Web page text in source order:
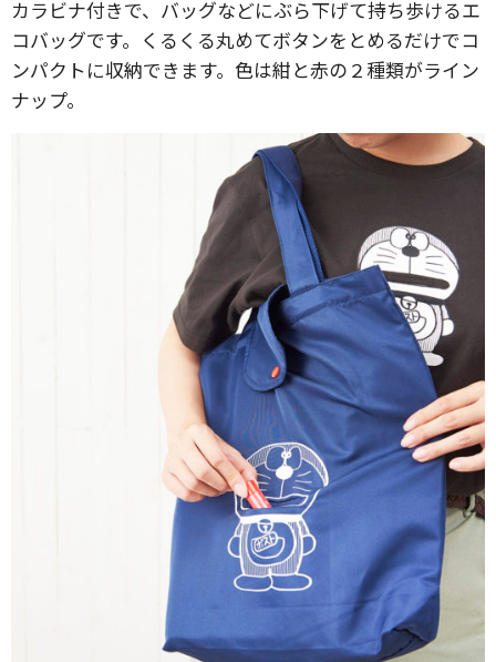
カラビナ付きで、バッグなどにぶら下げて持ち歩けるエ
コバッグです。くるくる丸めてボタンをとめるだけでコ
ンパクトに収納できます。色は紺と赤の２種類がライン
ナップ。